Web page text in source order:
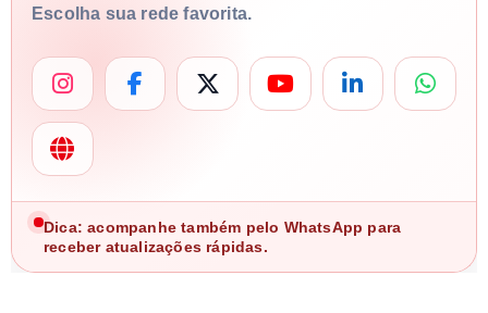
Escolha sua rede favorita.
Dica: acompanhe também pelo WhatsApp para
receber atualizações rápidas.